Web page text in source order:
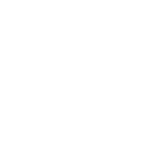
安全なユーザーです
了させた実績があります